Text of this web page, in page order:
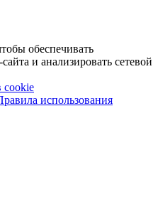
обеспечивать
и анализировать сетевой
cookie
использования